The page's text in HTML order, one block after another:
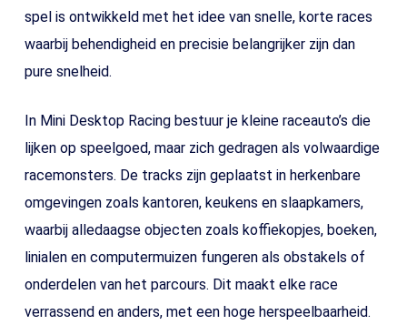
spel is ontwikkeld met het idee van snelle, korte races
waarbij behendigheid en precisie belangrijker zijn dan
pure snelheid.
In Mini Desktop Racing bestuur je kleine raceauto’s die
lijken op speelgoed, maar zich gedragen als volwaardige
racemonsters. De tracks zijn geplaatst in herkenbare
omgevingen zoals kantoren, keukens en slaapkamers,
waarbij alledaagse objecten zoals koffiekopjes, boeken,
linialen en computermuizen fungeren als obstakels of
onderdelen van het parcours. Dit maakt elke race
verrassend en anders, met een hoge herspeelbaarheid.